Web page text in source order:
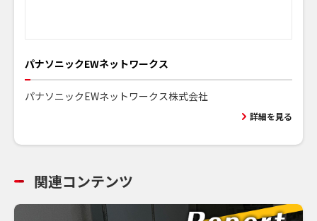
パナソニックEWネットワークス
パナソニックEWネットワークス株式会社
詳細を見る
関連コンテンツ